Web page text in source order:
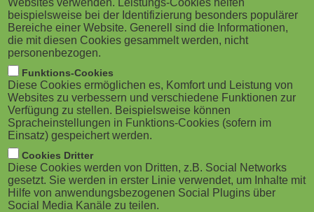
M
o
b
i
l
e
)
g
a
o
n
Gießen, Juni 2026 - Mit TreadEd lassen sich Online-
Kurse erstellen, die sich an jeden Lernenden
individuell anpassen. Gestützt auf KI, aber kontrolliert
durch die jeweilige Expertise. Co-Founder und AI-
Engenieer Daniel Kaulbach stellt fünf Thesen für die
Zukunft des Corporate Learning auf, die der
Veränderung des Lernens durch und mit KI Rechnung
tragen.
Websites verwenden. Leistungs-Cookies helfen
beispielsweise bei der Identifizierung besonders populärer
Bereiche einer Website. Generell sind die Informationen,
die mit diesen Cookies gesammelt werden, nicht
personenbezogen.
Funktions-Cookies
Diese Cookies ermöglichen es, Komfort und Leistung von
Websites zu verbessern und verschiedene Funktionen zur
Verfügung zu stellen. Beispielsweise können
Spracheinstellungen in Funktions-Cookies (sofern im
Einsatz) gespeichert werden.
Cookies Dritter
Diese Cookies werden von Dritten, z.B. Social Networks
gesetzt. Sie werden in erster Linie verwendet, um Inhalte mit
Hilfe von anwendungsbezogenen Social Plugins über
Social Media Kanäle zu teilen.